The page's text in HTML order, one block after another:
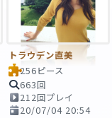
トラウデン直美
256ピース
663回
212回プレイ
20/07/04 20:54